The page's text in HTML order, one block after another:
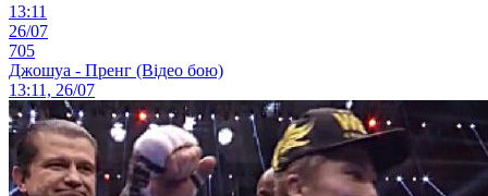
13:11
26/07
705
Джошуа - Пренг (Відео бою)
13:11, 26/07